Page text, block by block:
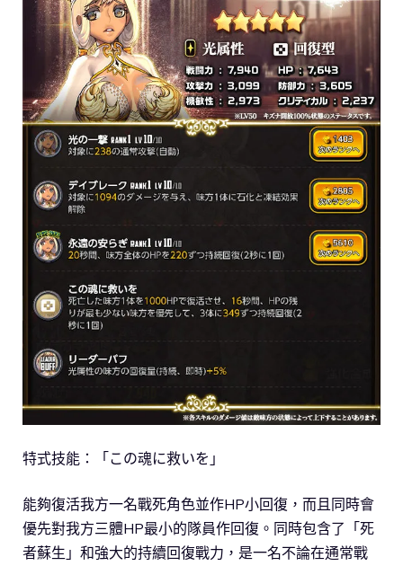
特式技能：「この魂に救いを」
能夠復活我方一名戰死角色並作HP小回復，而且同時會
優先對我方三體HP最小的隊員作回復。同時包含了「死
者蘇生」和強大的持續回復戰力，是一名不論在通常戰